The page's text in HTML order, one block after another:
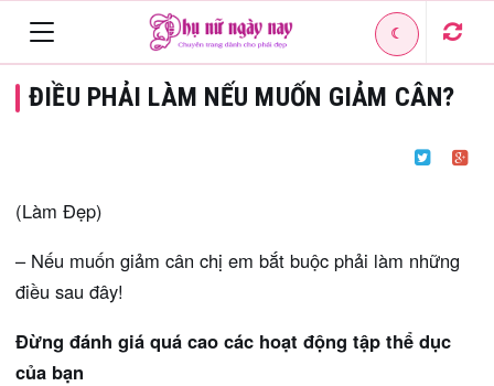
navigation
☾
ĐIỀU PHẢI LÀM NẾU MUỐN GIẢM CÂN?
(Làm Đẹp)
– Nếu muốn giảm cân chị em bắt buộc phải làm những
điều sau đây!
Đừng đánh giá quá cao các hoạt động tập thể dục
của bạn